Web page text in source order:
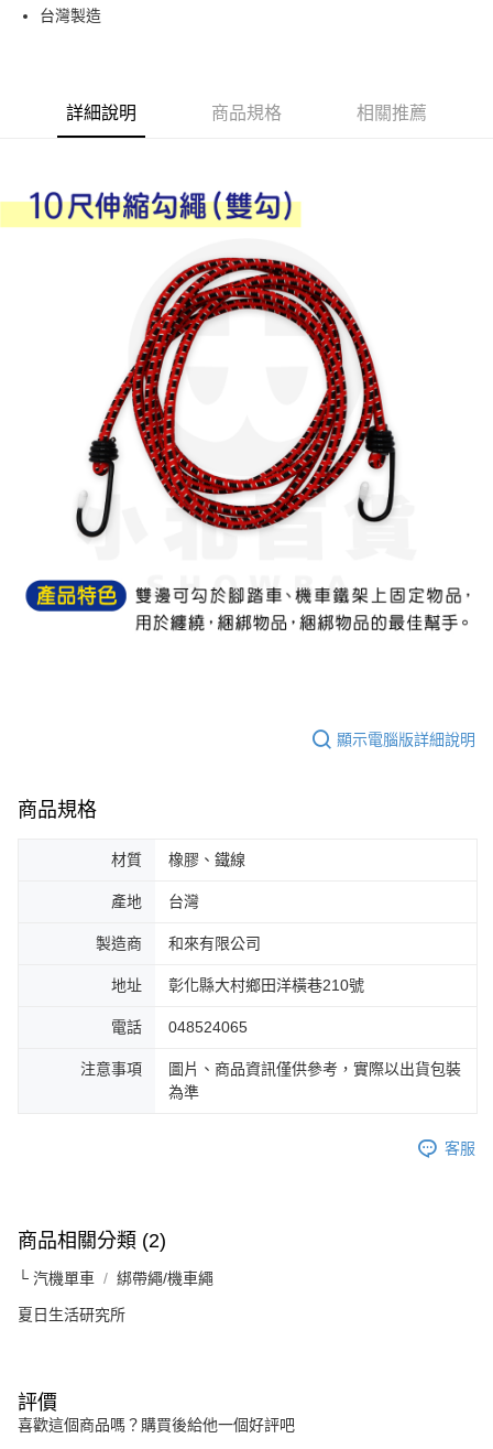
Apple Pay
Google Pay
相關說明
【關於「AFTEE先享後付」】
１．簡單：不需註冊會員、不需綁卡、不需儲值。
２．便利：只要手機號碼，簡訊認證，即可結帳。
３．安心：先確認商品／服務後，再付款。
【「AFTEE先享後付」結帳流程】
１．於結帳方式選擇「AFTEE先享後付」後，將跳轉至「AFTEE先享後付」
結帳頁面，進行簡訊認證並確認金額後，即可完成結帳。
２．訂單成立數日內，您將收到繳費通知簡訊。
３．收到繳費通知簡訊後14天內，點擊此簡訊中的連結，可透過四大超商／
ATM／網路銀行／等多元方式進行付款，方視為交易完成。
※ 請注意：結帳手續完成當下不需立刻繳費，但若您需要取消訂單，請聯絡
購買商品的店家。未經商家同意取消之訂單仍視為有效，需透過AFTEE先享
後付繳納相關費用。
※ 交易是否成功請以「AFTEE先享後付 」之結帳頁面顯示為準，若有關於
客戶支援中心」https://netprotections.freshdesk.com/support/home
３．未成年的使用者請事先徵得法定代理人或監護人之同意方可使用
４．使用「AFTEE先享後付」時，將依據個別帳號之用戶狀況，依本公司即
時審查核予不同之上限額度；若仍有額度不足之情形，本公司將視審查結果
５．嚴禁一人註冊多個帳號或使用他人資訊註冊。若發現惡意使用之情形，
每筆NT$60，滿NT$599(含以上)免運費
付款後全家取貨
每筆NT$60，滿NT$599(含以上)免運費
7-11取貨付款
每筆NT$60，滿NT$599(含以上)免運費
付款後7-11取貨
宅配
台灣製造
詳細說明 商品規格 相關推薦
顯示電腦版詳細說明
商品規格
材質 橡膠、鐵線
產地 台灣
製造商 和來有限公司
地址 彰化縣大村鄉田洋橫巷210號
電話 048524065
注意事項
圖片、商品資訊僅供參考，實際以出貨包裝
為準
客服
商品相關分類 (2)
└ 汽機單車 綁帶繩/機車繩
夏日生活研究所
評價
喜歡這個商品嗎？購買後給他一個好評吧